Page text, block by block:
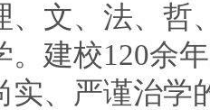
、文、法、
。建校120余
实、严谨治学